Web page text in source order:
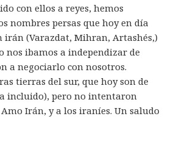
con ellos a reyes, hemos
nombres persas que hoy en día
irán (Varazdat, Mihran, Artashés,)
nos ibamos a independizar de
a negociarlo con nosotros.
tierras del sur, que hoy son de
incluido), pero no intentaron
Irán, y a los iraníes. Un saludo